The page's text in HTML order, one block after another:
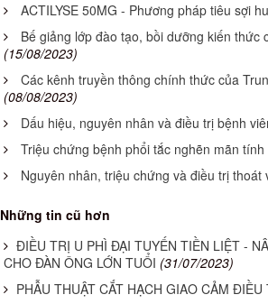
ACTILYSE 50MG - Phương pháp tiêu sợi
Bế giảng lớp đào tạo, bồi dưỡng kiến thức
(15/08/2023)
Các kênh truyền thông chính thức của
(08/08/2023)
Dấu hiệu, nguyên nhân và điều trị bệnh
Triệu chứng bệnh phổi tắc nghẽn mãn tính
Nguyên nhân, triệu chứng và điều trị thoát
Những tin cũ hơn
ĐIỀU TRỊ U PHÌ ĐẠI TUYẾN TIỀN LIỆT -
CHO ĐÀN ÔNG LỚN TUỔI (31/07/2023)
PHẪU THUẬT CẮT HẠCH GIAO CẢM